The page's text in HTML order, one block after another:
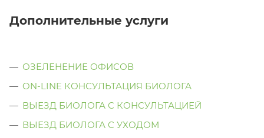
Дополнительные услуги
ОЗЕЛЕНЕНИЕ ОФИСОВ
ON-LINE КОНСУЛЬТАЦИЯ БИОЛОГА
ВЫЕЗД БИОЛОГА С КОНСУЛЬТАЦИЕЙ
ВЫЕЗД БИОЛОГА C УХОДОМ